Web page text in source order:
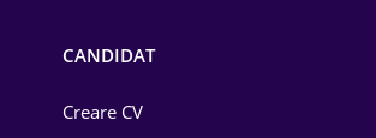
CANDIDAT
Creare CV